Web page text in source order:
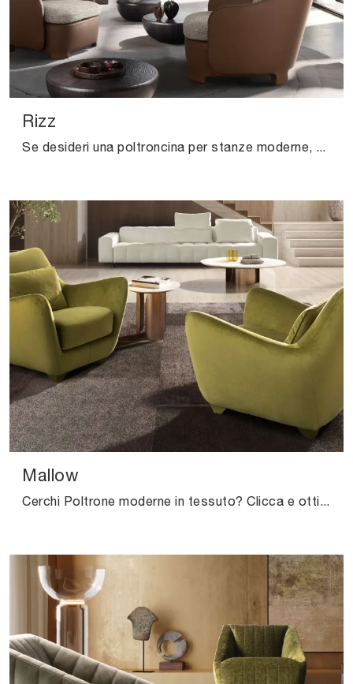
Rizz
Se desideri una poltroncina per stanze moderne, clicca e leggi di più sul modello Rizz in pelle dell'azienda Valentini.
Mallow
Cerchi Poltrone moderne in tessuto? Clicca e ottieni informazioni sul modello Mallow di Valentini.